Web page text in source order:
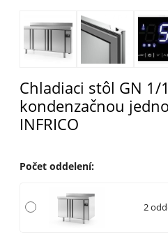
Chladiaci stôl GN 1/
kondenzačnou
INFRICO
Počet oddelení:
2